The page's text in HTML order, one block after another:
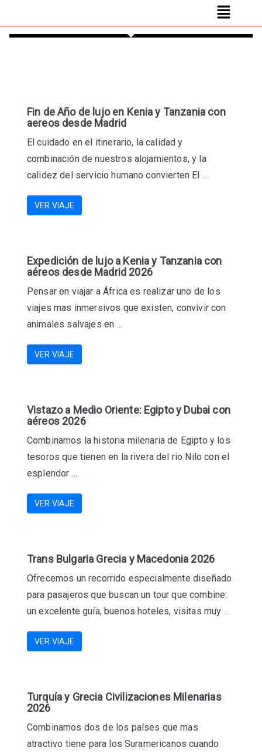
Fin de Año de lujo en Kenia y Tanzania con
aereos desde Madrid
El cuidado en el itinerario, la calidad y
combinación de nuestros alojamientos, y la
calidez del servicio humano convierten El ...
VER VIAJE
Expedición de lujo a Kenia y Tanzania con
aéreos desde Madrid 2026
Pensar en viajar a África es realizar uno de los
viajes mas inmersivos que existen, convivir con
animales salvajes en ...
VER VIAJE
Vistazo a Medio Oriente: Egipto y Dubai con
aéreos 2026
Combinamos la historia milenaria de Egipto y los
tesoros que tienen en la rivera del rio Nilo con el
esplendor ...
VER VIAJE
Trans Bulgaria Grecia y Macedonia 2026
Ofrecemos un recorrido especialmente diseñado
para pasajeros que buscan un tour que combine:
un excelente guía, buenos hoteles, visitas muy ...
VER VIAJE
Turquía y Grecia Civilizaciones Milenarias
2026
Combinamos dos de los países que mas
atractivo tiene para los Suramericanos cuando